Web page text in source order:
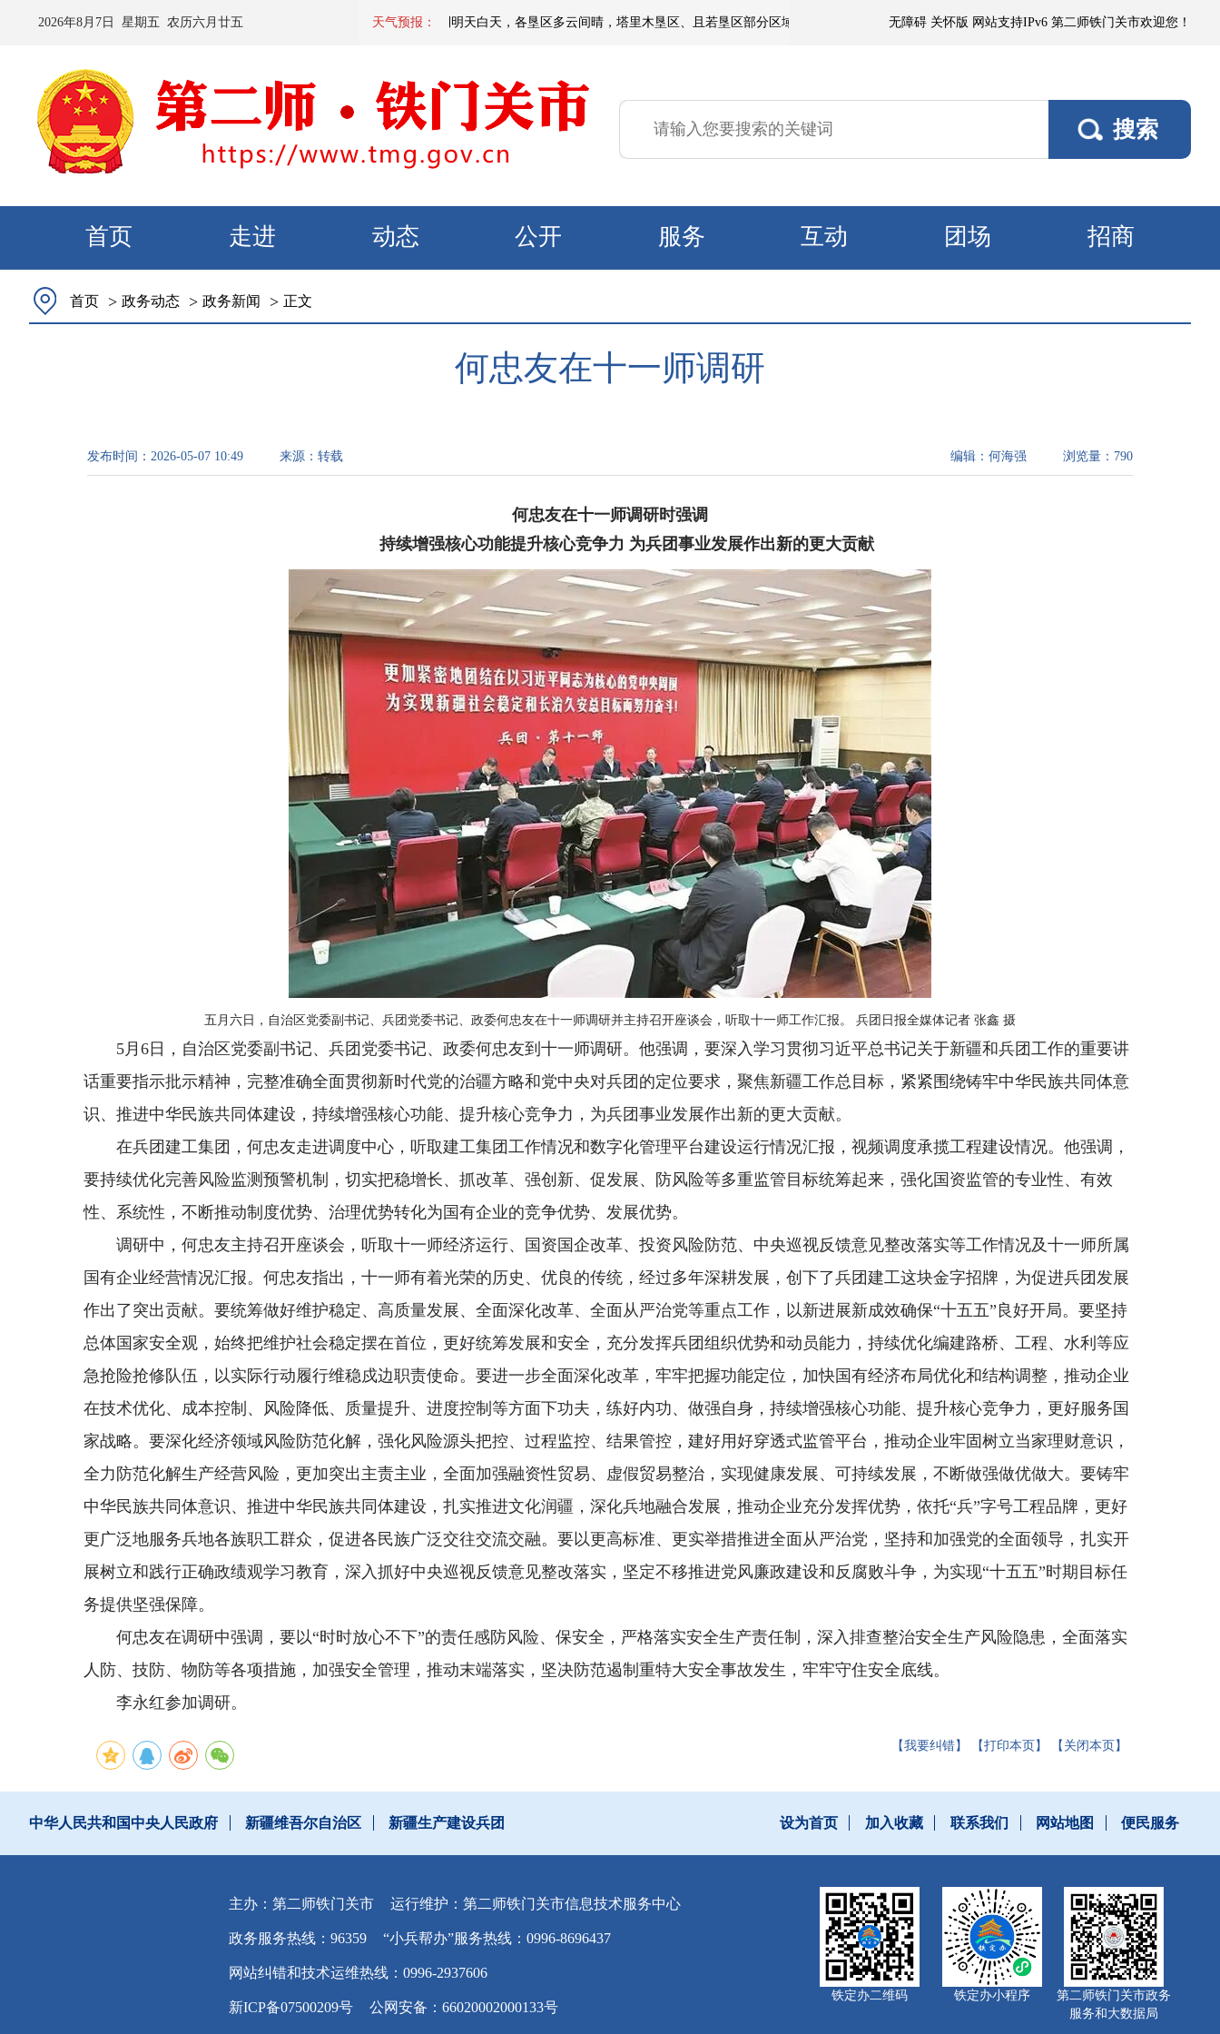
2026年8月 7 日 星期五 农历六月廿五 天气预报：
预计：今天夜间到明天白天，各垦区多云间晴，塔里木垦区、且若垦区部分区域有短时扬沙或浮尘，局部有微到小阵雨；各垦区阵风4～5级，南部垦区风
无障碍 关怀版 网站支持IPv6 第二师铁门关市欢迎您！
首页 走进 动态 公开 服务 互动 团场 招商
首页 > 政务动态 > 政务新闻 > 正文
何忠友在十一师调研
发布时间： 2026-05-07 10:49 来源： 转载 浏览量： 790
编辑： 何海强
何忠友在十一师调研时强调
持续增强核心功能提升核心竞争力 为兵团事业发展作出新的更大贡献
五月六日，自治区党委副书记、兵团党委书记、政委何忠友在十一师调研并主持召开座谈会，听取十一师工作汇报。 兵团日报全媒体记者 张鑫 摄
5月6日，自治区党委副书记、兵团党委书记、政委何忠友到十一师调研。他强调，要深入学习贯彻习近平总书记关于新疆和兵团工作的重要讲
话重要指示批示精神，完整准确全面贯彻新时代党的治疆方略和党中央对兵团的定位要求，聚焦新疆工作总目标，紧紧围绕铸牢中华民族共同体意
识、推进中华民族共同体建设，持续增强核心功能、提升核心竞争力，为兵团事业发展作出新的更大贡献。
在兵团建工集团，何忠友走进调度中心，听取建工集团工作情况和数字化管理平台建设运行情况汇报，视频调度承揽工程建设情况。他强调，
要持续优化完善风险监测预警机制，切实把稳增长、抓改革、强创新、促发展、防风险等多重监管目标统筹起来，强化国资监管的专业性、有效
性、系统性，不断推动制度优势、治理优势转化为国有企业的竞争优势、发展优势。
调研中，何忠友主持召开座谈会，听取十一师经济运行、国资国企改革、投资风险防范、中央巡视反馈意见整改落实等工作情况及十一师所属
国有企业经营情况汇报。何忠友指出，十一师有着光荣的历史、优良的传统，经过多年深耕发展，创下了兵团建工这块金字招牌，为促进兵团发展
作出了突出贡献。要统筹做好维护稳定、高质量发展、全面深化改革、全面从严治党等重点工作，以新进展新成效确保“十五五”良好开局。要坚持
总体国家安全观，始终把维护社会稳定摆在首位，更好统筹发展和安全，充分发挥兵团组织优势和动员能力，持续优化编建路桥、工程、水利等应
急抢险抢修队伍，以实际行动履行维稳戍边职责使命。要进一步全面深化改革，牢牢把握功能定位，加快国有经济布局优化和结构调整，推动企业
在技术优化、成本控制、风险降低、质量提升、进度控制等方面下功夫，练好内功、做强自身，持续增强核心功能、提升核心竞争力，更好服务国
家战略。要深化经济领域风险防范化解，强化风险源头把控、过程监控、结果管控，建好用好穿透式监管平台，推动企业牢固树立当家理财意识，
全力防范化解生产经营风险，更加突出主责主业，全面加强融资性贸易、虚假贸易整治，实现健康发展、可持续发展，不断做强做优做大。要铸牢
中华民族共同体意识、推进中华民族共同体建设，扎实推进文化润疆，深化兵地融合发展，推动企业充分发挥优势，依托“兵”字号工程品牌，更好
更广泛地服务兵地各族职工群众，促进各民族广泛交往交流交融。要以更高标准、更实举措推进全面从严治党，坚持和加强党的全面领导，扎实开
展树立和践行正确政绩观学习教育，深入抓好中央巡视反馈意见整改落实，坚定不移推进党风廉政建设和反腐败斗争，为实现“十五五”时期目标任
务提供坚强保障。
何忠友在调研中强调，要以“时时放心不下”的责任感防风险、保安全，严格落实安全生产责任制，深入排查整治安全生产风险隐患，全面落实
人防、技防、物防等各项措施，加强安全管理，推动末端落实，坚决防范遏制重特大安全事故发生，牢牢守住安全底线。
李永红参加调研。
【我要纠错】 【打印本页】 【关闭本页】
中华人民共和国中央人民政府 新疆维吾尔自治区 新疆生产建设兵团 设为首页 加入收藏 联系我们 网站地图 便民服务
主办：第二师铁门关市 运行维护：第二师铁门关市信息技术服务中心
政务服务热线：96359 “小兵帮办”服务热线：0996-8696437
网站纠错和技术运维热线：0996-2937606
新ICP备07500209号 公网安备：66020002000133号
铁定办二维码 铁定办小程序
第二师铁门关市政务
服务和大数据局